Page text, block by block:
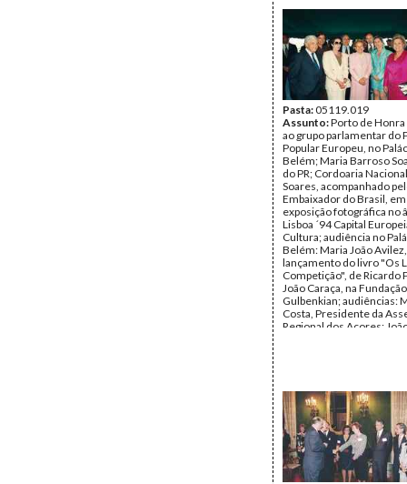
entre outros; deslocação
irlandesa, da comitiva
acompanhada por Mary
Presidente da Irlanda, e
Data:
Terça, 1 de Junho
Sexta, 4 de Junho de 1993
Fundo:AMS - Arquivo
Tipo Documental:
Página(s):35
Pasta:05119.019
Assunto:Porto de
ao grupo parlamentar do
Popular Europeu, no
Belém; Maria Barroso
do PR; Cordoaria
Soares, acompanhado
Embaixador do Brasil,
exposição fotográfica no
Lisboa ´94 Capital
Cultura; audiência no
Belém: Maria João
lançamento do livro "Os
Competição", de Ricardo
João Caraça, na
Gulbenkian; audiências:
Costa, Presidente da
Regional dos Açores;
Data:Quinta, 30 de
Terça, 5 de Julho de 1994
Fundo:AMS - Arquivo
Tipo Documental:
Página(s): 34